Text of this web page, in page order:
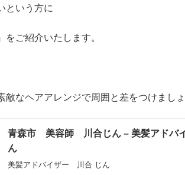
という方に
をご紹介いたします。
なヘアアレンジで周囲と差をつけましょ
青森市 美容師 川合じん – 美髪アドバ
美髪アドバイザー 川合 じん